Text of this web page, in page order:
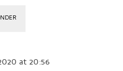
at 20:56